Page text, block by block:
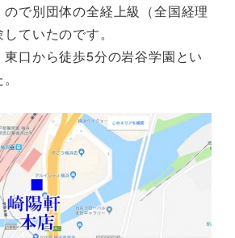
で別団体の全経上級（全国経理
ていたのです。
東口から徒歩5分の岩谷学園とい